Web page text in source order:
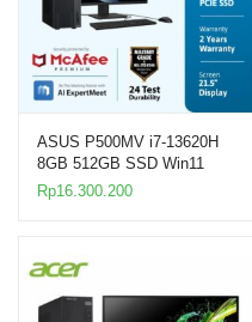
ASUS P500MV i7-13620H
8GB 512GB SSD Win11
21.5″ Desktop PC
Rp16.300.200